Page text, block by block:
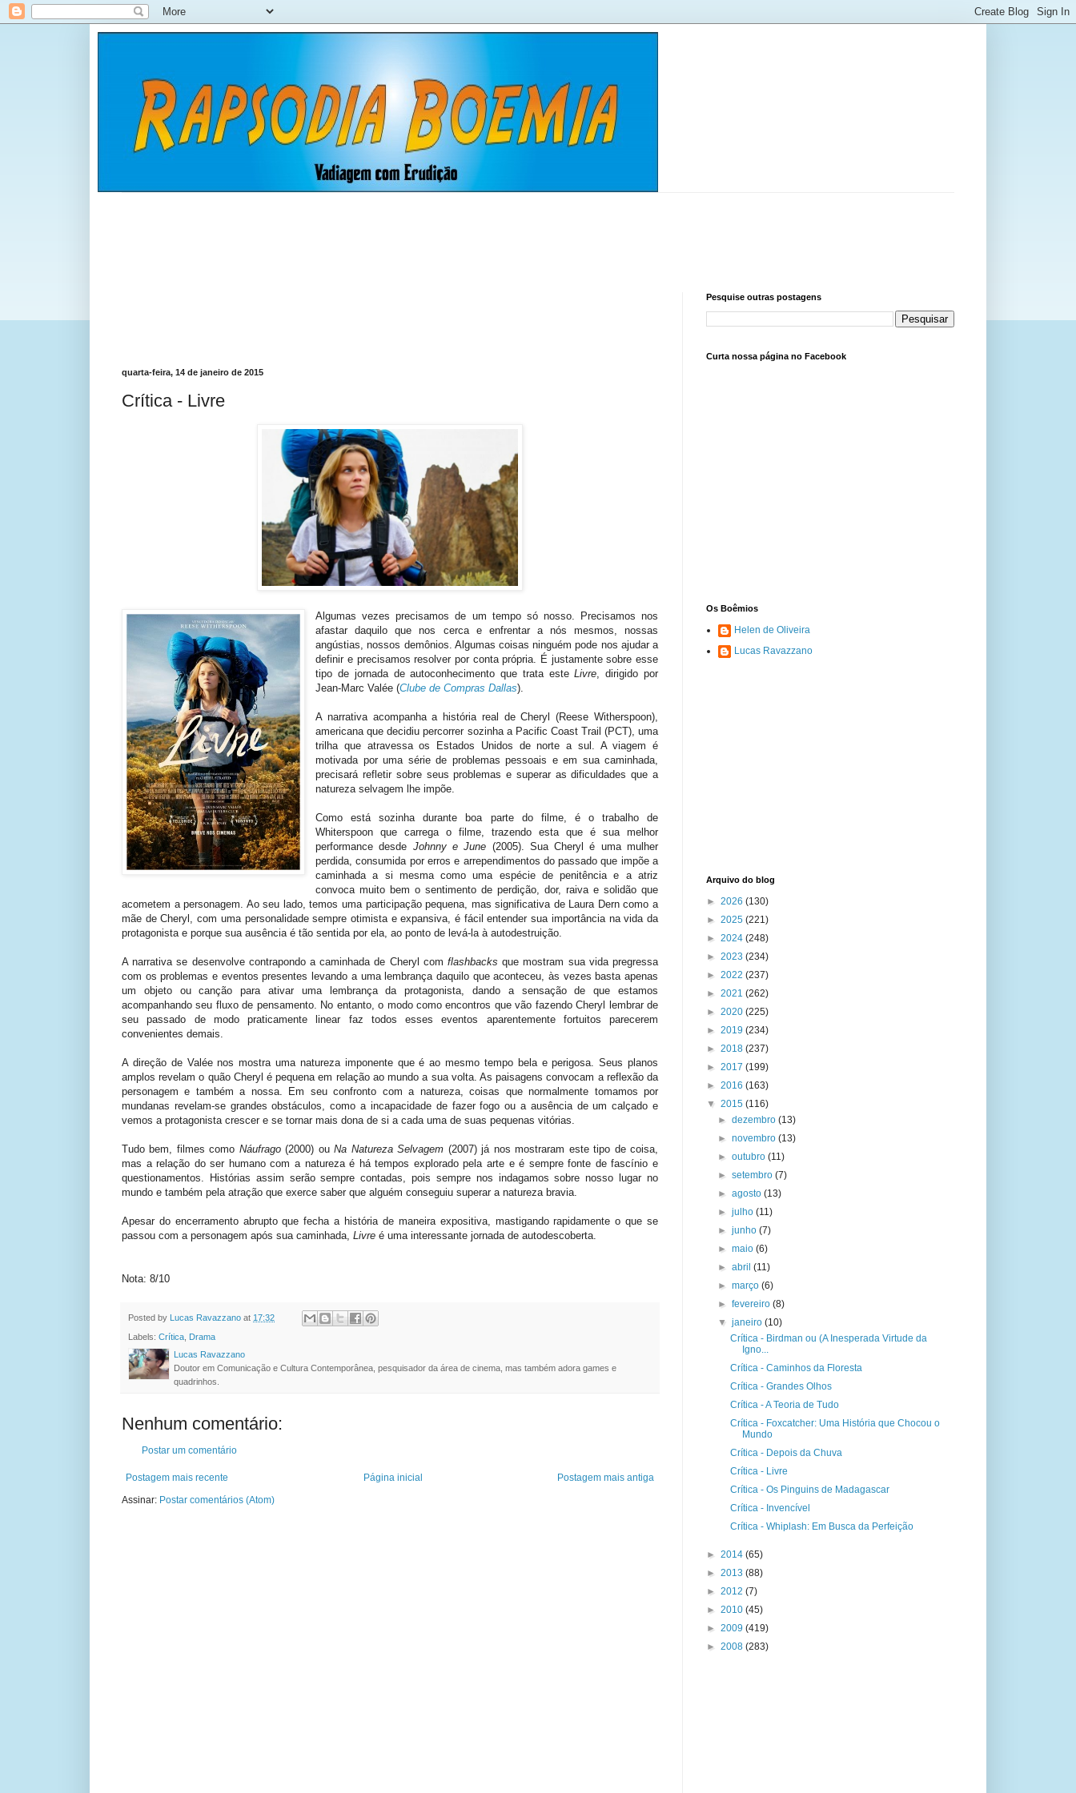
quarta-feira, 14 de janeiro de 2015
Crítica - Livre
Algumas vezes precisamos de um tempo só nosso. Precisamos nos
afastar daquilo que nos cerca e enfrentar a nós mesmos, nossas
angústias, nossos demônios. Algumas coisas ninguém pode nos ajudar a
definir e precisamos resolver por conta própria. É justamente sobre esse
tipo de jornada de autoconhecimento que trata esteLivre , dirigido por
Jean-Marc Valée (Clube de Compras Dallas).
A narrativa acompanha a história real de Cheryl (Reese Witherspoon),
americana que decidiu percorrer sozinha a Pacific Coast Trail (PCT), uma
trilha que atravessa os Estados Unidos de norte a sul. A viagem é
motivada por uma série de problemas pessoais e em sua caminhada,
precisará refletir sobre seus problemas e superar as dificuldades que a
natureza selvagem lhe impõe.
Como está sozinha durante boa parte do filme, é o trabalho de
Whiterspoon que carrega o filme, trazendo esta que é sua melhor
performance desde Johnny e June (2005). Sua Cheryl é uma mulher
perdida, consumida por erros e arrependimentos do passado que impõe a
caminhada a si mesma como uma espécie de penitência e a atriz
convoca muito bem o sentimento de perdição, dor, raiva e solidão que
acometem a personagem. Ao seu lado, temos uma participação pequena, mas significativa de Laura Dern como a
mãe de Cheryl, com uma personalidade sempre otimista e expansiva, é fácil entender sua importância na vida da
protagonista e porque sua ausência é tão sentida por ela, ao ponto de levá-la à autodestruição.
A narrativa se desenvolve contrapondo a caminhada de Cheryl com flashbacks que mostram sua vida pregressa
com os problemas e eventos presentes levando a uma lembrança daquilo que aconteceu, às vezes basta apenas
um objeto ou canção para ativar uma lembrança da protagonista, dando a sensação de que estamos
acompanhando seu fluxo de pensamento. No entanto, o modo como encontros que vão fazendo Cheryl lembrar de
seu passado de modo praticamente linear faz todos esses eventos aparentemente fortuitos parecerem
convenientes demais.
A direção de Valée nos mostra uma natureza imponente que é ao mesmo tempo bela e perigosa. Seus planos
amplos revelam o quão Cheryl é pequena em relação ao mundo a sua volta. As paisagens convocam a reflexão da
personagem e também a nossa. Em seu confronto com a natureza, coisas que normalmente tomamos por
mundanas revelam-se grandes obstáculos, como a incapacidade de fazer fogo ou a ausência de um calçado e
vemos a protagonista crescer e se tornar mais dona de si a cada uma de suas pequenas vitórias.
Tudo bem, filmes como Náufrago(2000) ouNa Natureza Selvagem (2007) já nos mostraram este tipo de coisa,
mas a relação do ser humano com a natureza é há tempos explorado pela arte e é sempre fonte de fascínio e
questionamentos. Histórias assim serão sempre contadas, pois sempre nos indagamos sobre nosso lugar no
mundo e também pela atração que exerce saber que alguém conseguiu superar a natureza bravia.
Apesar do encerramento abrupto que fecha a história de maneira expositiva, mastigando rapidamente o que se
passou com a personagem após sua caminhada, Livre é uma interessante jornada de autodescoberta.
Nota: 8/10
Posted by Lucas Ravazzano at 17:32
Labels: Crítica Drama
Lucas Ravazzano
Doutor em Comunicação e Cultura Contemporânea, pesquisador da área de cinema, mas também adora games e
quadrinhos.
Nenhum comentário:
Postar um comentário
Postagem mais recente Postagem mais antiga
Página inicial
Assinar: Postar comentários (Atom)
Pesquise outras postagens
Curta nossa página no Facebook
Os Boêmios
Helen de Oliveira
Lucas Ravazzano
Arquivo do blog
► 2026 (130)
► 2025 (221)
► 2024 (248)
► 2023 (234)
► 2022 (237)
► 2021 (262)
► 2020 (225)
► 2019 (234)
► 2018 (237)
► 2017 (199)
► 2016 (163)
▼ 2015 (116)
►dezembro(13)
►novembro(13)
►outubro(11)
►setembro(7)
►agosto(13)
►julho(11)
►junho(7)
►maio(6)
►abril(11)
►março(6)
►fevereiro(8)
▼janeiro(10)
Crítica - Birdman ou (A Inesperada Virtude da
Igno...
Crítica - Caminhos da Floresta
Crítica - Grandes Olhos
Crítica - A Teoria de Tudo
Crítica - Foxcatcher: Uma História que Chocou o
Mundo
Crítica - Depois da Chuva
Crítica - Livre
Crítica - Os Pinguins de Madagascar
Crítica - Invencível
Crítica - Whiplash: Em Busca da Perfeição
► 2014 (65)
► 2013 (88)
► 2012 (7)
► 2010 (45)
► 2009 (419)
► 2008 (283)